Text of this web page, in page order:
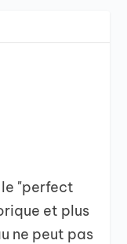
"perfect
et plus
ne peut pas